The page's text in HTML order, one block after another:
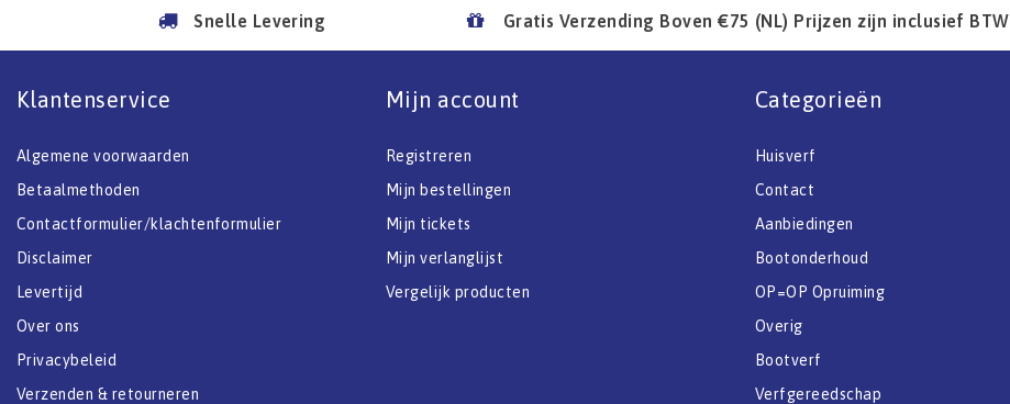
Snelle Levering Gratis Verzending Boven €75 (NL) Prijzen zijn inclusief BTW
Klantenservice
Algemene voorwaarden
Betaalmethoden
Contactformulier/klachtenformulier
Disclaimer
Levertijd
Over ons
Privacybeleid
Verzenden & retourneren
Mijn account
Registreren
Mijn bestellingen
Mijn tickets
Mijn verlanglijst
Vergelijk producten
Categorieën
Huisverf
Contact
Aanbiedingen
Bootonderhoud
OP=OP Opruiming
Overig
Bootverf
Verfgereedschap